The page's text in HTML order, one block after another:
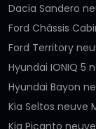
Dacia Sandero
Ford Châssis
Ford Territory
Hyundai IONIQ 5
Hyundai Bayon
Kia Seltos neuve
Kia Picanto